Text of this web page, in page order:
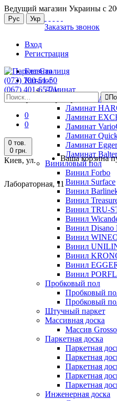
Ведущий магазин Украины с
Рус Укр
Заказать звонок
Вход
Регистрация
(073) 780-51-50
(067) 401-65-71
Киев, ул. Лабораторная, 11
0
0
0 тов.
0 грн.
Ваша корзина
Киев, ул.
Лабораторная, 11
Главная
Каталог
Ламинат
Ламинат
Ламинат
Ламинат
Ламинат
Ламинат
Ламинат Egger
Ламинат
Виниловый пол
Винил Forbo
Винил Surface
Винил
Винил
Винил TRU-
Винил
Винил Disano
Винил
Винил
Винил
Винил
Винил
Пробковый пол
Пробковый
Пробковый
Штучный паркет
Массивная доска
Массив Grosso
Паркетная доска
Паркетная
Паркетная
Паркетная
Паркетная
Паркетная
Инженерная доска